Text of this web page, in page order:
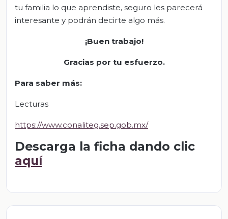
tu familia lo que aprendiste, seguro les parecerá
interesante y podrán decirte algo más.
¡Buen trabajo!
Gracias por tu esfuerzo.
Para saber más:
Lecturas
https://www.conaliteg.sep.gob.mx/
Descarga la ficha dando clic
aquí